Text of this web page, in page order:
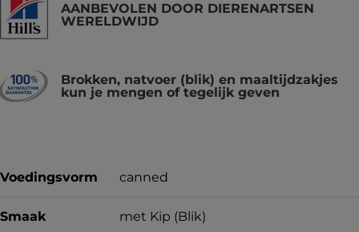
AANBEVOLEN DOOR DIERENARTSEN
WERELDWIJD
Brokken, natvoer (blik) en maaltijdzakjes
kun je mengen of tegelijk geven
Voedingsvorm canned
Smaak met Kip (Blik)